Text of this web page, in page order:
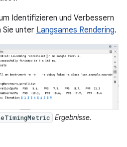
Identifizieren und Verbessern
Sie unter Langsames Rendering.
Ergebnisse.